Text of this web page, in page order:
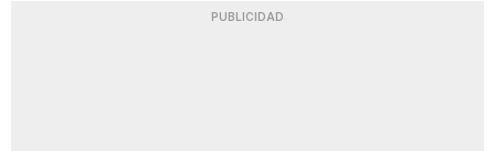
PUBLICIDAD